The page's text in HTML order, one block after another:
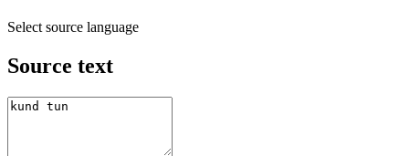
Select source language
Source text